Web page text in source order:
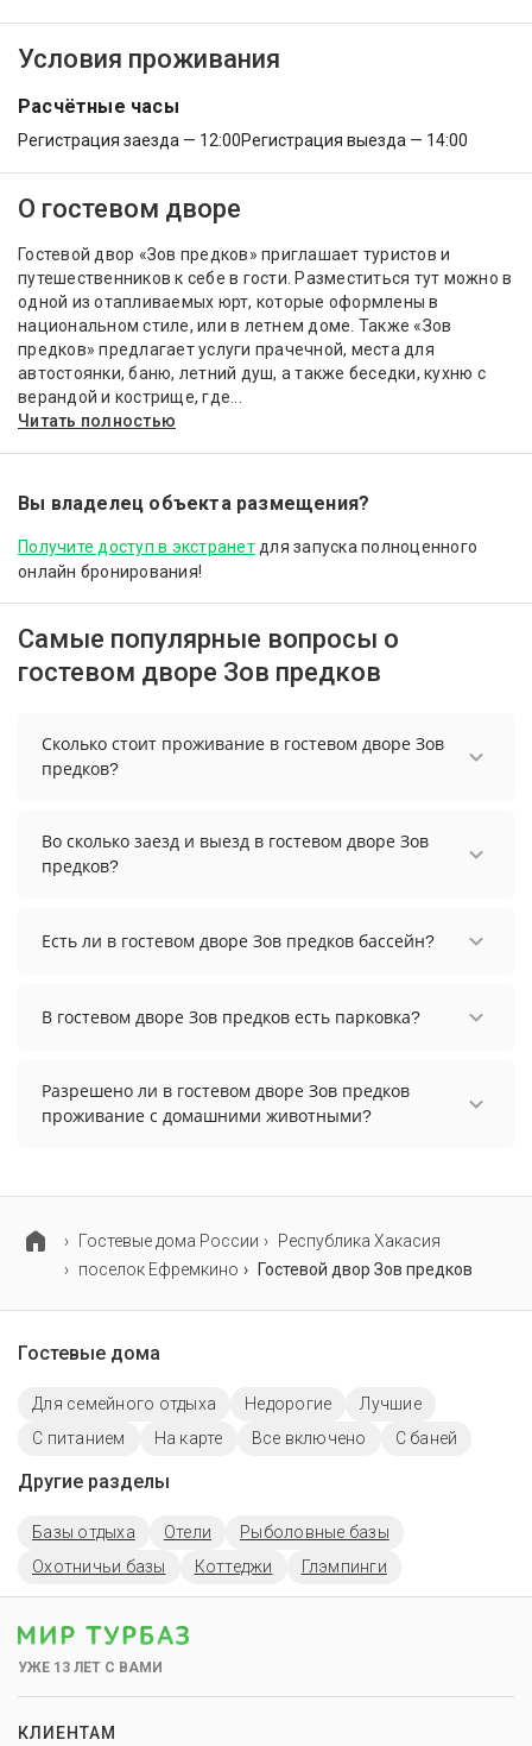
Условия проживания
Расчётные часы
Регистрация заезда — 12:00Регистрация выезда — 14:00
О гостевом дворе
Гостевой двор «Зов предков» приглашает туристов и
путешественников к себе в гости. Разместиться тут можно в
одной из отапливаемых юрт, которые оформлены в
национальном стиле, или в летнем доме. Также «Зов
предков» предлагает услуги прачечной, места для
автостоянки, баню, летний душ, а также беседки, кухню с
верандой и кострище, где...
Читать полностью
Вы владелец объекта размещения?
Получите доступ в экстранетдля запуска полноценного
онлайн бронирования!
Самые популярные вопросы о
гостевом дворе Зов предков
Сколько стоит проживание в гостевом дворе Зов
предков?
в гостевом дворе Зов предков, выберите нужные
даты и количество гостей.
Во сколько заезд и выезд в гостевом дворе Зов
предков?
Есть ли в гостевом дворе Зов предков бассейн?
В гостевом дворе Зов предков есть парковка?
уточните информацию перед бронированием у
менеджера, возможно, услуга оплачивается
Разрешено ли в гостевом дворе Зов предков
проживание с домашними животными?
Гостевые дома России
Республика Хакасия
поселок Ефремкино
Гостевой двор Зов предков
Гостевые дома
Для семейного отдыха Недорогие
Лучшие
С питанием
На карте Все включено С баней
Другие разделы
Базы отдыха Отели
Рыболовные базы
Охотничьи базы
Коттеджи Глэмпинги
УЖЕ 13 ЛЕТ С ВАМИ
КЛИЕНТАМ